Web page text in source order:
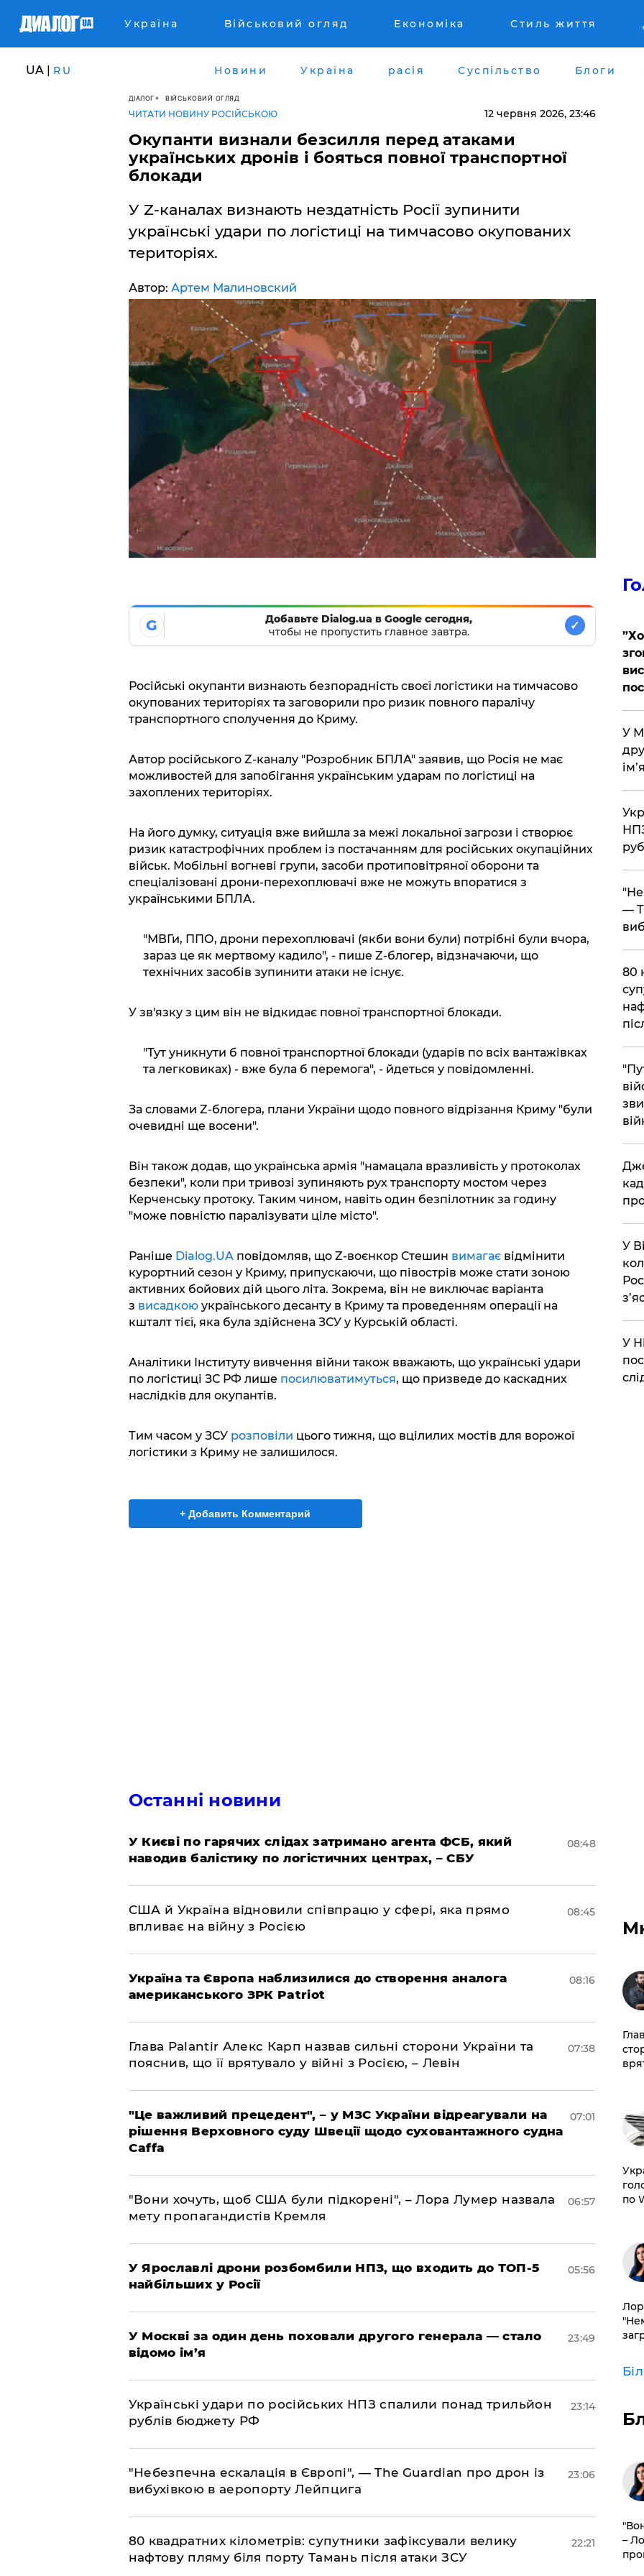
Україна Військовий огляд Економіка Стиль життя
UA | RU Новини Україна расія Суспільство Блоги
ДІАЛОГ ВІЙСЬКОВИЙ ОГЛЯД
ЧИТАТИ НОВИНУ РОСІЙСЬКОЮ 12 червня 2026, 23:46
​Окупанти визнали безсилля перед атаками
українських дронів і бояться повної транспортної
блокади
У Z-каналах визнають нездатність Росії зупинити
українські удари по логістиці на тимчасово окупованих
територіях.
Автор: Артем Малиновский
G
Добавьте Dialog.ua в Google сегодня,
чтобы не пропустить главное завтра.
✓
Російські окупанти визнають безпорадність своєї логістики на тимчасово
окупованих територіях та заговорили про ризик повного паралічу
транспортного сполучення до Криму.
Автор російського Z-каналу "Розробник БПЛА" заявив, що Росія не має
можливостей для запобігання українським ударам по логістиці на
захоплених територіях.
На його думку, ситуація вже вийшла за межі локальної загрози і створює
ризик катастрофічних проблем із постачанням для російських окупаційних
військ. Мобільні вогневі групи, засоби протиповітряної оборони та
спеціалізовані дрони-перехоплювачі вже не можуть впоратися з
українськими БПЛА.
"МВГи, ППО, дрони перехоплювачі (якби вони були) потрібні були вчора,
зараз це як мертвому кадило", - пише Z-блогер, відзначаючи, що
технічних засобів зупинити атаки не існує.
У зв'язку з цим він не відкидає повної транспортної блокади.
"Тут уникнути б повної транспортної блокади (ударів по всіх вантажівках
та легковиках) - вже була б перемога", - йдеться у повідомленні.
За словами Z-блогера, плани України щодо повного відрізання Криму "були
очевидні ще восени".
Він також додав, що українська армія "намацала вразливість у протоколах
безпеки", коли при тривозі зупиняють рух транспорту мостом через
Керченську протоку. Таким чином, навіть один безпілотник за годину
"може повністю паралізувати ціле місто".
Раніше Dialog.UAповідомляв, що Z-воєнкор Стешин вимагає відмінити
курортний сезон у Криму, припускаючи, що півострів може стати зоною
активних бойових дій цього літа. Зокрема, він не виключає варіанта
з висадкою українського десанту в Криму та проведенням операції на
кшталт тієї, яка була здійснена ЗСУ у Курській області.
Аналітики Інституту вивчення війни також вважають, що українські удари
по логістиці ЗС РФ лише посилюватимуться, що призведе до каскадних
наслідків для окупантів.
Тим часом у ЗСУ розповіли цього тижня, що вцілилих мостів для ворожої
логістики з Криму не залишилося.
+ Добавить Комментарий
Останні новини
У Києві по гарячих слідах затримано агента ФСБ, який
наводив балістику по логістичних центрах, – СБУ
08:48
США й Україна відновили співпрацю у сфері, яка прямо
впливає на війну з Росією
08:45
Україна та Європа наблизилися до створення аналога
американського ЗРК Patriot
08:16
Глава Palantir Алекс Карп назвав сильні сторони України та
пояснив, що її врятувало у війні з Росією, – Левін
07:38
"Це важливий прецедент", – у МЗС України відреагували на
рішення Верховного суду Швеції щодо суховантажного судна
Caffa
07:01
"Вони хочуть, щоб США були підкорені", – Лора Лумер назвала
мету пропагандистів Кремля
06:57
У Ярославлі дрони розбомбили НПЗ, що входить до ТОП-5
найбільших у Росії
05:56
​У Москві за один день поховали другого генерала — стало
відомо ім’я
23:49
​Українські удари по російських НПЗ спалили понад трильйон
рублів бюджету РФ
23:14
​"Небезпечна ескалація в Європі", — The Guardian про дрон із
вибухівкою в аеропорту Лейпцига
23:06
​80 квадратних кілометрів: супутники зафіксували велику
нафтову пляму біля порту Тамань після атаки ЗСУ
22:21
​У
ім’я
—
​80
​У
​У
по
–